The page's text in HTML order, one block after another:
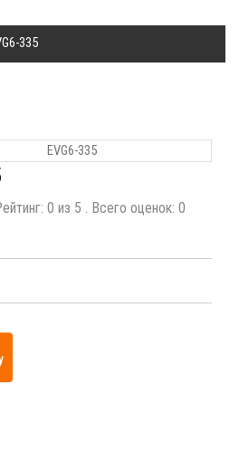
335
0 из 5 . Всего оценок:0